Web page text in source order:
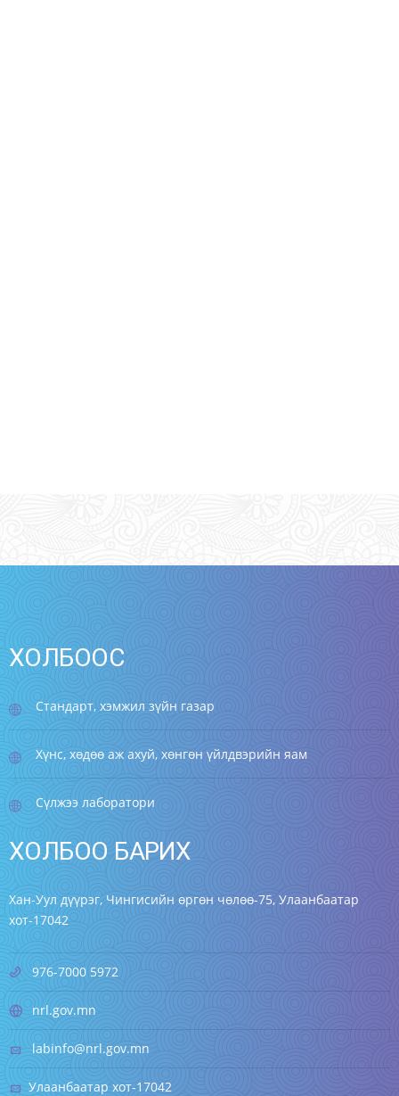
ХОЛБООС
Стандарт, хэмжил зүйн газар
Хүнс, хөдөө аж ахуй, хөнгөн үйлдвэрийн яам
Сүлжээ лаборатори
ХОЛБОО БАРИХ
Хан-Уул дүүрэг, Чингисийн өргөн чөлөө-75, Улаанбаатар
хот-17042
976-7000 5972
nrl.gov.mn
labinfo@nrl.gov.mn
Улаанбаатар хот-17042